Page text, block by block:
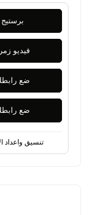
برستيج
فيديو
ضع
ضع
تنسيق واعداد